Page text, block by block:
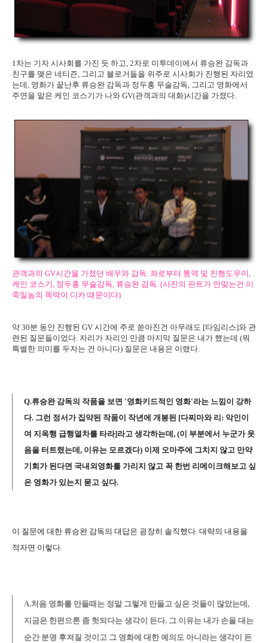
1차는 기자 시사회를 가진 듯 하고, 2차로 미투데이에서 류승완 감독과
친구를 맺은 네티즌, 그리고 블로거들을 위주로 시사회가 진행된 자리였
는데, 영화가 끝난후 류승완 감독과 정두홍 무술감독, 그리고 영화에서
주연을 맡은 케인 코스기가 나와 GV(관객과의 대화)시간을 가졌다.
관객과의 GV시간을 가졌던 배우와 감독. 좌로부터 통역 및 진행도우미,
케인 코스기, 정두홍 무술감독, 류승완 감독. (사진의 핀트가 안맞는건 이
죽일놈의 똑딱이 디카 때문이다)
약 30분 동안 진행된 GV 시간에 주로 쏟아진건 아무래도 [타임리스]와 관
련된 질문들이었다. 자리가 자리인 만큼 마지막 질문은 내가 했는데 (뭐
특별한 의미를 두자는 건 아니다) 질문은 내용은 이랬다.
Q.류승완 감독의 작품을 보면 '영화키드적인 영화'라는 느낌이 강하
다. 그런 정서가 집약된 작품이 작년에 개봉된 [다찌마와 리: 악인이
여 지옥행 급행열차를 타라]라고 생각하는데, (이 부분에서 누군가 웃
음을 터트렸는데, 이유는 모르겠다) 이제 오마주에 그치지 않고 만약
기회가 된다면 국내외영화를 가리지 않고 꼭 한번 리메이크해보고 싶
은 영화가 있는지 묻고 싶다.
이 질문에 대한 류승완 감독의 대답은 굉장히 솔직했다. 대략의 내용을
적자면 이렇다.
A.처음 영화를 만들때는 정말 그렇게 만들고 싶은 것들이 많았는데,
지금은 한편으론 좀 헛되다는 생각이 든다. 그 이유는 내가 손을 대는
순간 분명 후져질 것이고 그 영화에 대한 예의도 아니라는 생각이 든